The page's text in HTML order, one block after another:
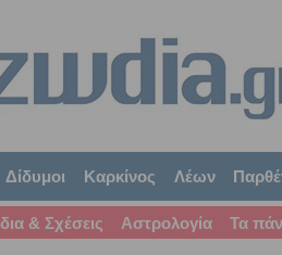
Δίδυμοι Καρκίνος Λέων
& Σχέσεις Αστρολογία Τα